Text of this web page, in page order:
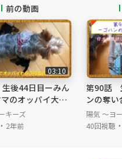
#パパと遊びたい #庭
#Yorkie #multi-
fifth-da
#buddy-bud
for-parents #like-to-
前の動画
03:10
後44日目ーみん
のオッパイ大好
キーズ
2年前
第90話
ンの奪
ー
陽気 ～ヨ
40回視聴・